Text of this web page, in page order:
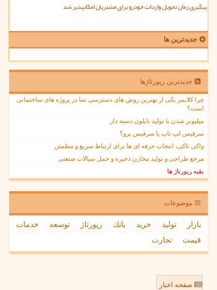
پیگیری زمان تحویل واردات خودرو برای مشتریان امکانپذیر شد
جدیدترین ها
جدیدترین رپورتاژها
چرا کلایمر یکی از بهترین روش های دسترسی نما در پروژه های ساختمانی
است؟
میلیونر شدن با تولید نایلون دسته دار
سرفیس لپ تاپ یا سرفیس پرو؟
واکی تاکی، انتخاب حرفه ای ها برای ارتباط سریع و مطمئن
مرجع طراحی و تولید مخازن ذخیره و حمل سیالات صنعتی
بقیه رپورتاژ ها
موضوعات
بازار تولید خرید بانك رپورتاژ توسعه
خدمات
قیمت
تجارت
صفحه اخبار